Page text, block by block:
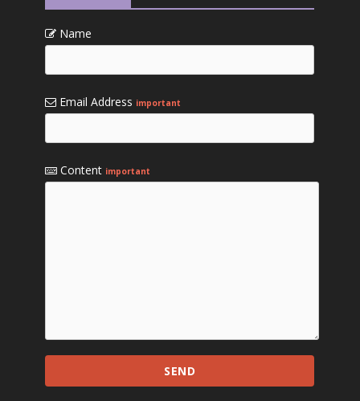
Name
Email Address important
Content important